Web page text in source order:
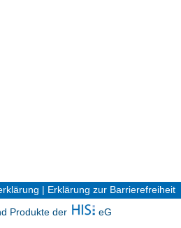
Erklärung zur Barrierefreiheit
Produkte der eG